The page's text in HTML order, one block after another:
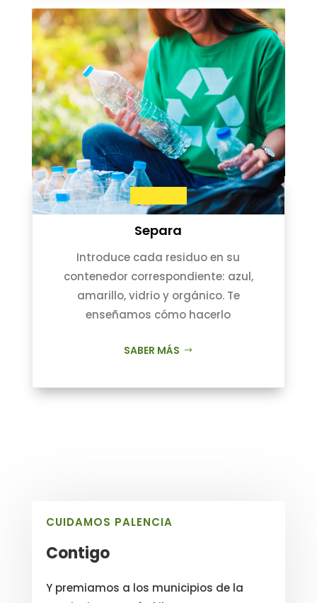
Separa
Introduce cada residuo en su
contenedor correspondiente: azul,
amarillo, vidrio y orgánico. Te
enseñamos cómo hacerlo
SABER MÁS
CUIDAMOS PALENCIA
Contigo
Y premiamos a los municipios de la